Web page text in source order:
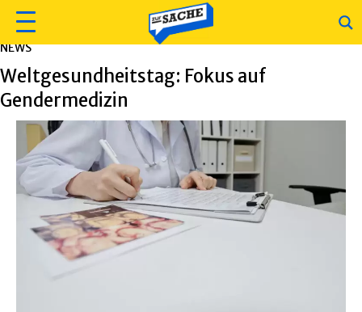
NEWS
Weltgesundheitstag: Fokus auf
Gendermedizin